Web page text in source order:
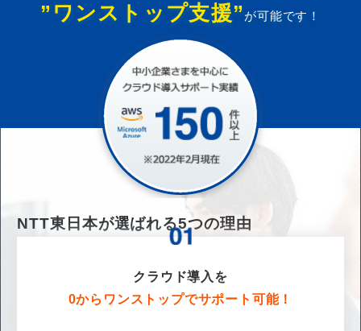
”ワンストップ支援” が可能です！
NTT東日本が選ばれる5つの理由
クラウド導入を
0からワンストップでサポート可能！